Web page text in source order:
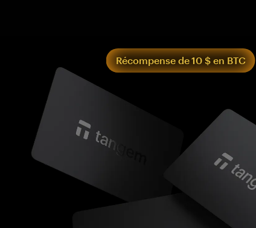
Récompense de 10 $ en BTC